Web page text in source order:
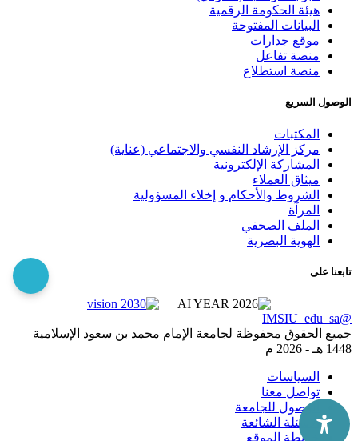
هيئة الحكومة الرقمية
البيانات المفتوحة
موقع جدارات
منصة تفاعل
منصة استطلاع
الوصول السريع
المكتبات
مركز الإرشاد النفسي والاجتماعي (عناية)
المشاركة الإلكترونية
ميثاق العملاء
الشروط والأحكام و إخلاء المسؤولية
المرآة
الملف الصحفي
الهوية البصرية
تابعنا على
@IMSIU_edu_sa
جميع الحقوق محفوظة لجامعة الإمام محمد بن سعود الإسلامية
1448 هـ -
2026 م
السياسات
تواصل معنا
الوصول للجامعة
الاسئلة الشائعة
خريطة الموقع